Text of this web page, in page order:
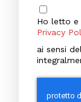
Ho letto e
Privacy
ai sensi